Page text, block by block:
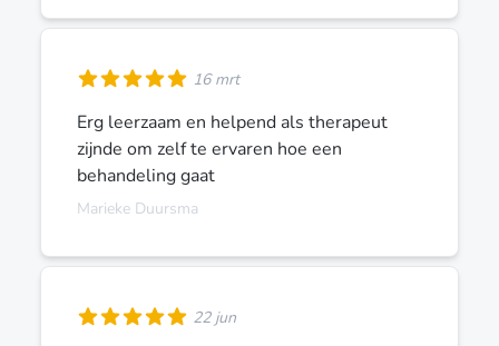
16 mrt
Erg leerzaam en helpend als therapeut
zijnde om zelf te ervaren hoe een
behandeling gaat
Marieke Duursma
22 jun